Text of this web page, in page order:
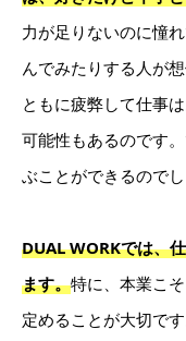
力が足りないのに憧
んでみたりする人が
ともに疲弊して仕事
可能性もあるのです
ぶことができるので
DUAL WORKでは、
ます。特に、本業こ
定めることが大切で